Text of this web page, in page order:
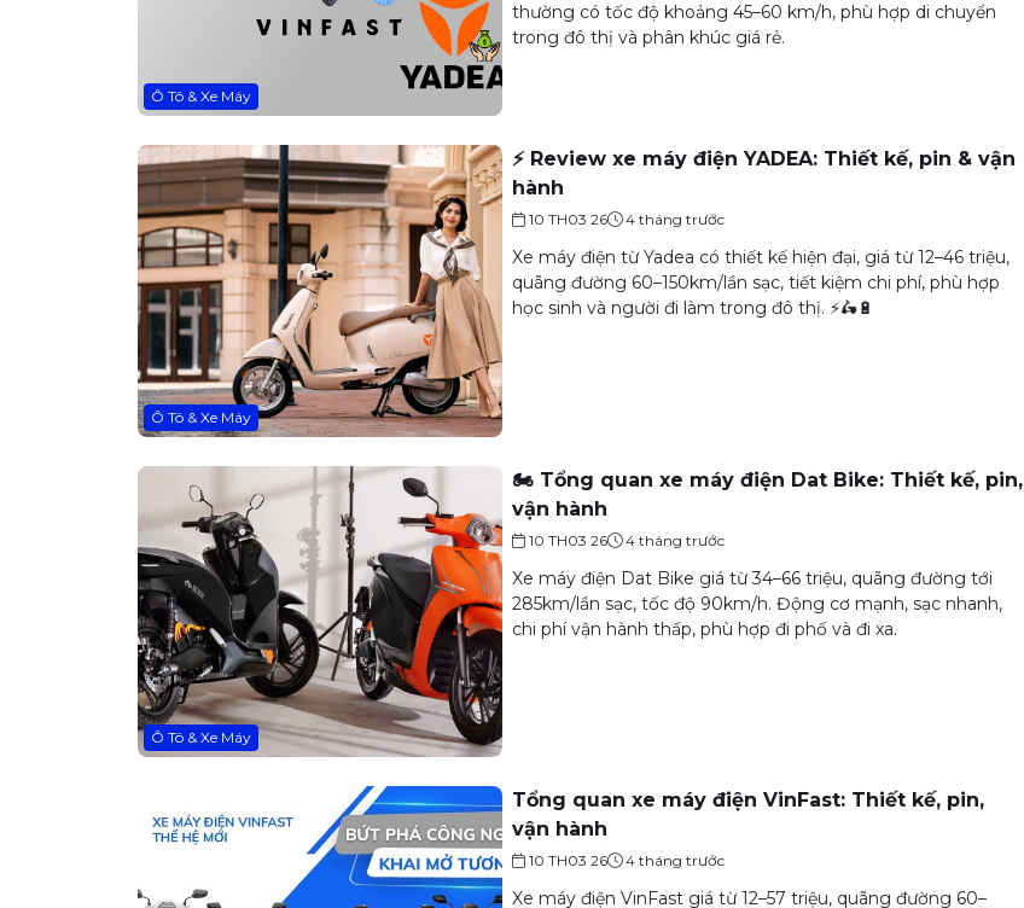
Ô Tô & Xe Máy
thường có tốc độ khoảng 45–60 km/h, phù hợp di chuyển
trong đô thị và phân khúc giá rẻ.
Ô Tô & Xe Máy
⚡ Review xe máy điện YADEA: Thiết kế, pin & vận
hành
10 TH03 26 4 tháng trước
Xe máy điện từ Yadea có thiết kế hiện đại, giá từ 12–46 triệu,
quãng đường 60–150km/lần sạc, tiết kiệm chi phí, phù hợp
học sinh và người đi làm trong đô thị. ⚡🛵🔋
Ô Tô & Xe Máy
🏍️ Tổng quan xe máy điện Dat Bike: Thiết kế, pin,
vận hành
10 TH03 26 4 tháng trước
Xe máy điện Dat Bike giá từ 34–66 triệu, quãng đường tới
285km/lần sạc, tốc độ 90km/h. Động cơ mạnh, sạc nhanh,
chi phí vận hành thấp, phù hợp đi phố và đi xa.
Tổng quan xe máy điện VinFast: Thiết kế, pin,
vận hành
10 TH03 26 4 tháng trước
Xe máy điện VinFast giá từ 12–57 triệu, quãng đường 60–